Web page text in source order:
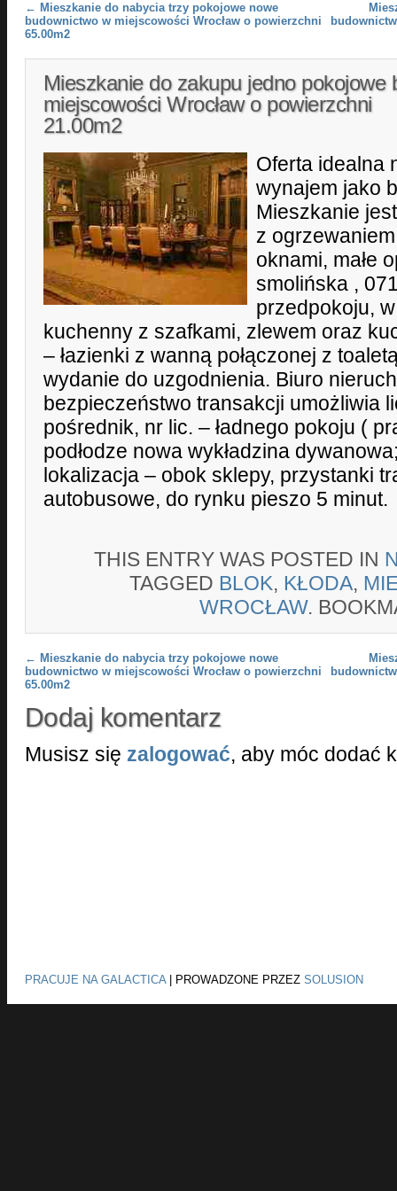
Post navigation
← Mieszkanie do nabycia trzy pokojowe nowe
budownictwo w miejscowości Wrocław o powierzchni
65.00m2
Mieszkanie do zakupu jedno pokojowe
miejscowości Wrocław o powierzchni
21.00m2
Oferta idealna
wynajem jako
Mieszkanie
z
oknami, małe
smolińska ,
przedpokoju,
kuchenny z szafkami, zlewem oraz
– łazienki z wanną połączonej z
wydanie do uzgodnienia. Biuro
bezpieczeństwo transakcji umożliwia
pośrednik, nr lic. – ładnego pokoju (
podłodze nowa wykładzina
lokalizacja – obok sklepy, przystanki
autobusowe, do rynku pieszo 5 minut.
THIS ENTRY WAS POSTED IN
TAGGED BLOK, KŁODA,
WROCŁAW.
Post navigation
← Mieszkanie do nabycia trzy pokojowe nowe
budownictwo w miejscowości Wrocław o powierzchni
65.00m2
Dodaj komentarz
Musisz się zalogować, aby móc dodać
PRACUJE NA GALACTICA| PROWADZONE PRZEZ SOLUSION